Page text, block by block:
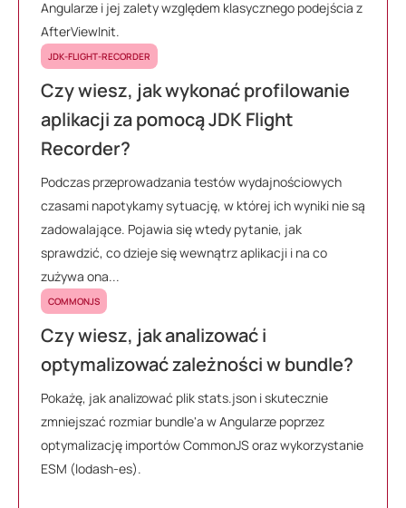
Angularze i jej zalety względem klasycznego podejścia z
AfterViewInit.
JDK-FLIGHT-RECORDER
Czy wiesz, jak wykonać profilowanie
aplikacji za pomocą JDK Flight
Recorder?
Podczas przeprowadzania testów wydajnościowych
czasami napotykamy sytuację, w której ich wyniki nie są
zadowalające. Pojawia się wtedy pytanie, jak
sprawdzić, co dzieje się wewnątrz aplikacji i na co
zużywa ona...
COMMONJS
Czy wiesz, jak analizować i
optymalizować zależności w bundle?
Pokażę, jak analizować plik stats.json i skutecznie
zmniejszać rozmiar bundle'a w Angularze poprzez
optymalizację importów CommonJS oraz wykorzystanie
ESM (lodash-es).